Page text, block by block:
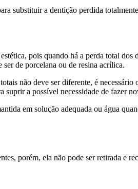
substituir a dentição perdida
pois quando há a perda total dos
de porcelana ou de resina acrílica.
não deve ser diferente, é
a possível necessidade de fazer
em solução adequada ou água
porém, ela não pode ser retirada e